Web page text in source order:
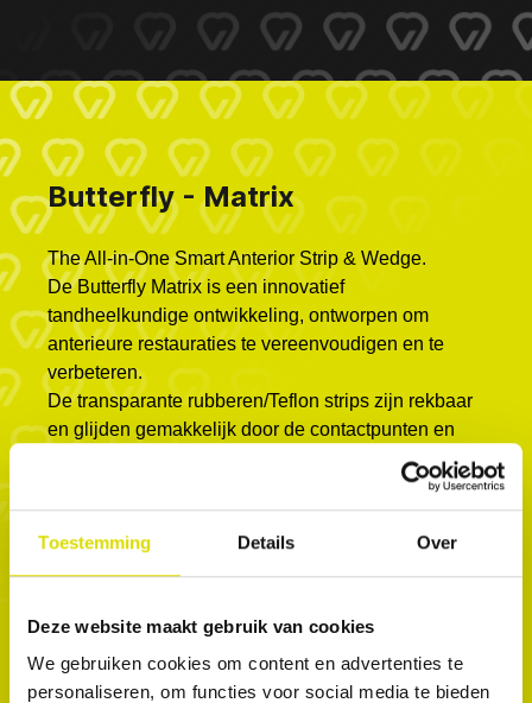
Toestemming Details Over
Deze website maakt gebruik van cookies
We gebruiken cookies om content en advertenties te
personaliseren, om functies voor social media te bieden
Butterfly - Matrix
The All-in-One Smart Anterior Strip & Wedge.
De Butterfly Matrix is ​​een innovatief
tandheelkundige ontwikkeling, ontworpen om
anterieure restauraties te vereenvoudigen en te
verbeteren.
De transparante rubberen/Teflon strips zijn rekbaar
en glijden gemakkelijk door de contactpunten en
passen zich aan de tand aan. De matrix bevat een
wig en linguale vleugels die de matrix stevig op zijn
plaats houden, zodat er zonder zorgen met de
handen gewerkt kan worden tijdens de
behandeling. De matrix vervangt de teflontape en
optimale contactpunten en gemak garandeert
tijdens de behandeling. Het beschermt de
aangrenzende tanden tijdens restauraties van